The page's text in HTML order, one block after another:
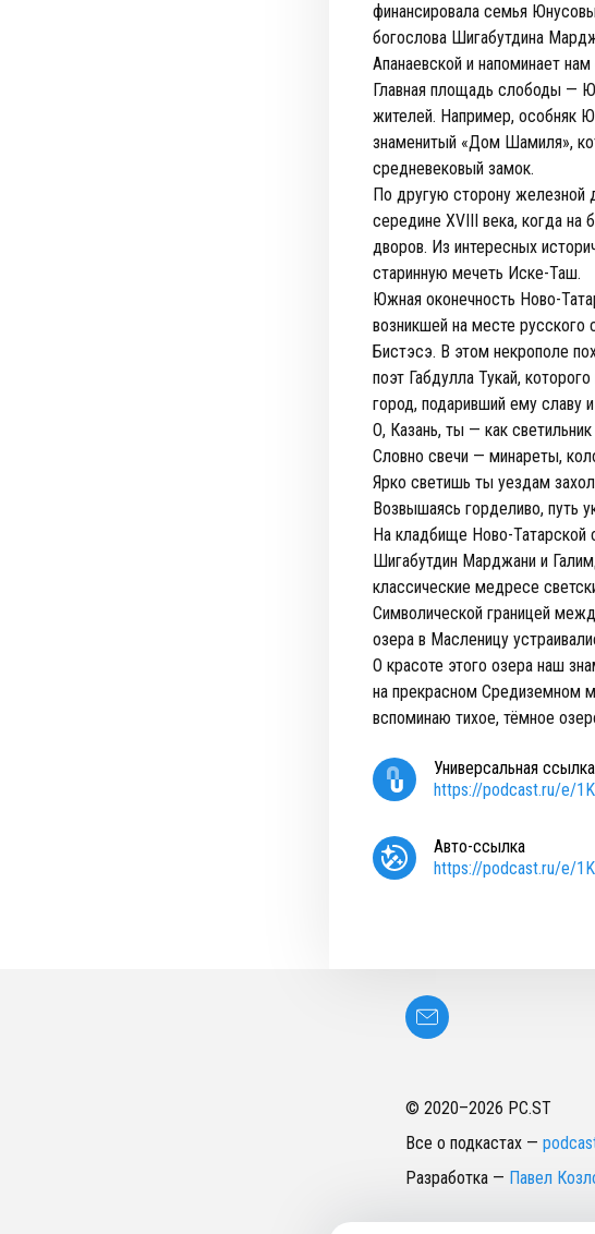
финансировала семья
богослова Шигабутдина
Апанаевской и напоминает
Главная площадь слободы —
жителей. Например, особняк
знаменитый «Дом Шамиля»,
средневековый замок.
По другую сторону железной
середине XVIII века, когда
дворов. Из интересных
старинную мечеть Иске-Таш.
Южная оконечность Ново-
возникшей на месте
Бистэсэ. В этом некрополе
поэт Габдулла Тукай,
город, подаривший ему славу
О, Казань, ты — как
Словно свечи — минареты,
Ярко светишь ты уездам
Возвышаясь горделиво, путь
На кладбище Ново-Татарской
Шигабутдин Марджани и
классические медресе
Символической границей
озера в Масленицу
О красоте этого озера наш
на прекрасном Средиземном
вспоминаю тихое, тёмное
Универсальная ссылка
https://podcast.ru/e/
Авто-ссылка
https://podcast.ru/e/
© 2020–2026 PC.ST
Все о подкастах —
Разработка — Павел